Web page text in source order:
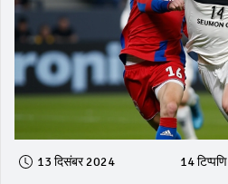
13 दिसंबर 2024 14 टिप्पणि